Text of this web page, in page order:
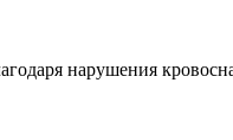
нарушения